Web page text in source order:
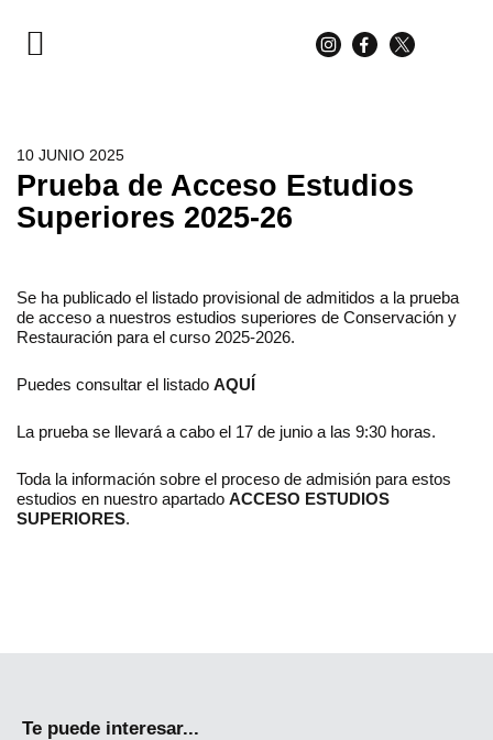
10 JUNIO 2025
Prueba de Acceso Estudios
Superiores 2025-26
Se ha publicado el listado provisional de admitidos a la prueba
de acceso a nuestros estudios superiores de Conservación y
Restauración para el curso 2025-2026.
Puedes consultar el listado AQUÍ
La prueba se llevará a cabo el 17 de junio a las 9:30 horas.
Toda la información sobre el proceso de admisión para estos
estudios en nuestro apartado ACCESO ESTUDIOS
SUPERIORES.
Te puede interesar...